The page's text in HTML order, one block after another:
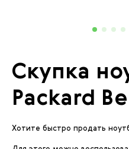
Скупка
Packard Bell
Хотите быстро продать